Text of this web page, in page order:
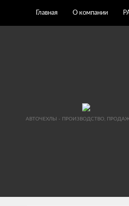
Главная О компании
АВТОЧЕХЛЫ - ПРОИЗВОДСТВО,